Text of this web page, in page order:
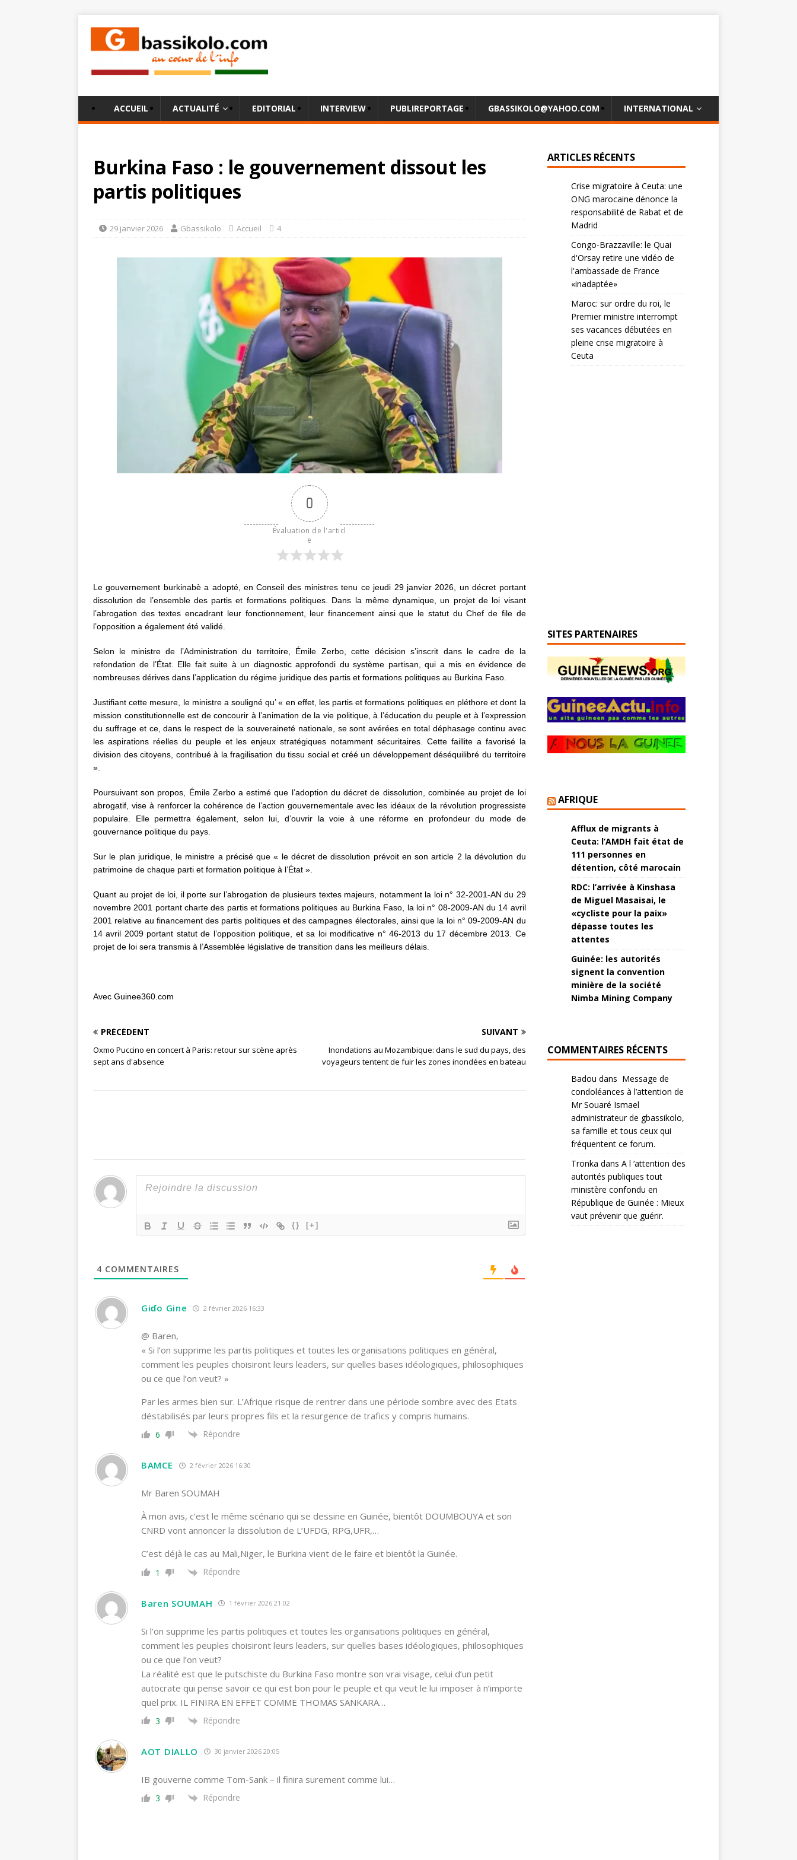
ACCUEIL ACTUALITÉ EDITORIAL INTERVIEW PUBLIREPORTAGE GBASSIKOLO@YAHOO.COM INTERNATIONAL
Burkina Faso : le gouvernement dissout les
partis politiques
29 janvier 2026 Gbassikolo Accueil 4
0
Évaluation de l'articl
e
Le gouvernement burkinabè a adopté, en Conseil des ministres tenu ce jeudi 29 janvier 2026, un décret portant
dissolution de l’ensemble des partis et formations politiques. Dans la même dynamique, un projet de loi visant
l’abrogation des textes encadrant leur fonctionnement, leur financement ainsi que le statut du Chef de file de
l’opposition a également été validé.
Selon le ministre de l’Administration du territoire, Émile Zerbo, cette décision s’inscrit dans le cadre de la
refondation de l’État. Elle fait suite à un diagnostic approfondi du système partisan, qui a mis en évidence de
nombreuses dérives dans l’application du régime juridique des partis et formations politiques au Burkina Faso.
Justifiant cette mesure, le ministre a souligné qu’ « en effet, les partis et formations politiques en pléthore et dont la
mission constitutionnelle est de concourir à l’animation de la vie politique, à l’éducation du peuple et à l’expression
du suffrage et ce, dans le respect de la souveraineté nationale, se sont avérées en total déphasage continu avec
les aspirations réelles du peuple et les enjeux stratégiques notamment sécuritaires. Cette faillite a favorisé la
division des citoyens, contribué à la fragilisation du tissu social et créé un développement déséquilibré du territoire
».
Poursuivant son propos, Émile Zerbo a estimé que l’adoption du décret de dissolution, combinée au projet de loi
abrogatif, vise à renforcer la cohérence de l’action gouvernementale avec les idéaux de la révolution progressiste
populaire. Elle permettra également, selon lui, d’ouvrir la voie à une réforme en profondeur du mode de
gouvernance politique du pays.
Sur le plan juridique, le ministre a précisé que « le décret de dissolution prévoit en son article 2 la dévolution du
patrimoine de chaque parti et formation politique à l’État ».
Quant au projet de loi, il porte sur l’abrogation de plusieurs textes majeurs, notamment la loi n° 32-2001-AN du 29
novembre 2001 portant charte des partis et formations politiques au Burkina Faso, la loi n° 08-2009-AN du 14 avril
2001 relative au financement des partis politiques et des campagnes électorales, ainsi que la loi n° 09-2009-AN du
14 avril 2009 portant statut de l’opposition politique, et sa loi modificative n° 46-2013 du 17 décembre 2013. Ce
projet de loi sera transmis à l’Assemblée législative de transition dans les meilleurs délais.
Avec Guinee360.com
PRÉCÉDENT
Oxmo Puccino en concert à Paris: retour sur scène après
sept ans d'absence
SUIVANT
Inondations au Mozambique: dans le sud du pays, des
voyageurs tentent de fuir les zones inondées en bateau
{} [+]
4 COMMENTAIRES
Giɗo Gine 2 février 2026 16:33
@ Baren,
« Si l’on supprime les partis politiques et toutes les organisations politiques en général,
comment les peuples choisiront leurs leaders, sur quelles bases idéologiques, philosophiques
ou ce que l’on veut? »
Par les armes bien sur. L’Afrique risque de rentrer dans une période sombre avec des Etats
déstabilisés par leurs propres fils et la resurgence de trafics y compris humains.
6 Répondre
BAMCE 2 février 2026 16:30
Mr Baren SOUMAH
À mon avis, c’est le même scénario qui se dessine en Guinée, bientôt DOUMBOUYA et son
CNRD vont annoncer la dissolution de L’UFDG, RPG,UFR,…
C’est déjà le cas au Mali,Niger, le Burkina vient de le faire et bientôt la Guinée.
1 Répondre
Baren SOUMAH 1 février 2026 21:02
Si l’on supprime les partis politiques et toutes les organisations politiques en général,
comment les peuples choisiront leurs leaders, sur quelles bases idéologiques, philosophiques
ou ce que l’on veut?
La réalité est que le putschiste du Burkina Faso montre son vrai visage, celui d’un petit
autocrate qui pense savoir ce qui est bon pour le peuple et qui veut le lui imposer à n’importe
quel prix. IL FINIRA EN EFFET COMME THOMAS SANKARA…
3 Répondre
AOT DIALLO 30 janvier 2026 20:05
IB gouverne comme Tom-Sank – il finira surement comme lui…
3 Répondre
ARTICLES RÉCENTS
Crise migratoire à Ceuta: une
ONG marocaine dénonce la
responsabilité de Rabat et de
Madrid
Congo-Brazzaville: le Quai
d'Orsay retire une vidéo de
l'ambassade de France
«inadaptée»
Maroc: sur ordre du roi, le
Premier ministre interrompt
ses vacances débutées en
pleine crise migratoire à
Ceuta
SITES PARTENAIRES
AFRIQUE
Afflux de migrants à
Ceuta: l’AMDH fait état de
111 personnes en
détention, côté marocain
RDC: l’arrivée à Kinshasa
de Miguel Masaisai, le
«cycliste pour la paix»
dépasse toutes les
attentes
Guinée: les autorités
signent la convention
minière de la société
Nimba Mining Company
COMMENTAIRES RÉCENTS
Badou dans Message de
condoléances à l’attention de
Mr Souaré Ismael
administrateur de gbassikolo,
sa famille et tous ceux qui
fréquentent ce forum.
Tronka dans A l ‘attention des
autorités publiques tout
ministère confondu en
République de Guinée : Mieux
vaut prévenir que guérir.